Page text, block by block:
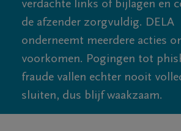
verdachte links of bijlagen en
de afzender zorgvuldig. DELA
onderneemt meerdere acties
voorkomen. Pogingen tot
fraude vallen echter nooit
sluiten, dus blijf waakzaam.